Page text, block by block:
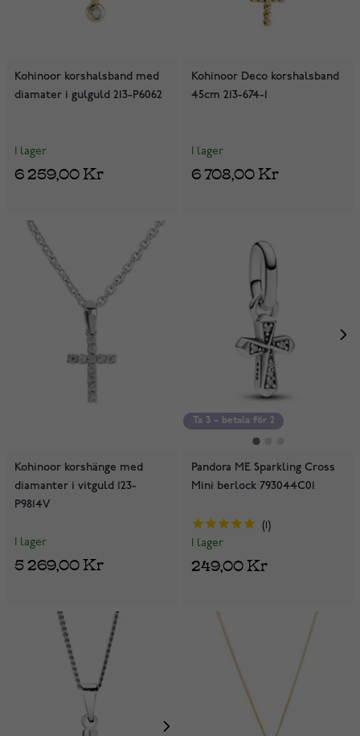
Kohinoor korshalsband med
diamater i gulguld 213-P6062
I lager
6 259,00 Kr
Kohinoor Deco korshalsband
45cm 213-674-1
I lager
6 708,00 Kr
Kohinoor korshänge med
diamanter i vitguld 123-
P9814V
I lager
5 269,00 Kr
Ta 3 – betala för 2
Pandora ME Sparkling Cross
Mini berlock 793044C01
I lager
249,00 Kr